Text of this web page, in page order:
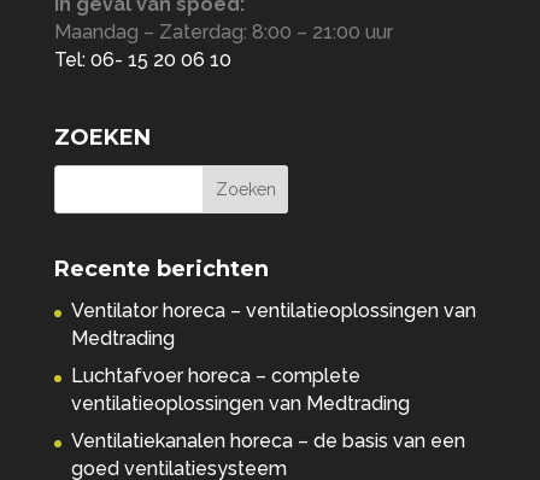
Maandag – Zaterdag: 8:00 – 21:00 uur
Tel: 06- 15 20 06 10
ZOEKEN
Recente berichten
Ventilator horeca – ventilatieoplossingen van
Medtrading
Luchtafvoer horeca – complete
ventilatieoplossingen van Medtrading
Ventilatiekanalen horeca – de basis van een
goed ventilatiesysteem